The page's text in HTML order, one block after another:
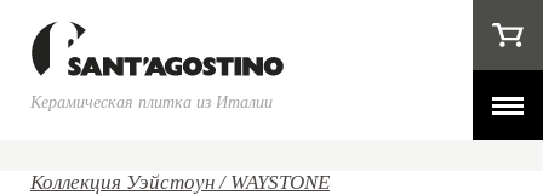
Керамическая плитка из Италии
Коллекция Уэйстоун / WAYSTONE